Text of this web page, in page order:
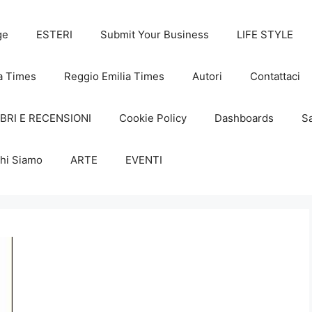
ESTERI Submit Your Business LIFE STYLE
Times Reggio Emilia Times Autori Contattaci
E RECENSIONI Cookie Policy Dashboards
Siamo ARTE EVENTI